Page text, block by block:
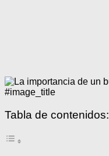
#image_title
Tabla de contenidos: